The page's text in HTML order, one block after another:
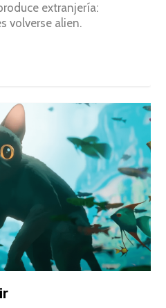
extranjería:
volverse alien.